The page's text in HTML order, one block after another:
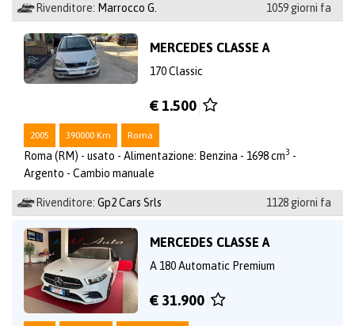
Rivenditore: Marrocco G. 1059 giorni fa
MERCEDES CLASSE A
170 Classic
€ 1.500
2005 390000 Km Roma
Roma (RM) - usato - Alimentazione: Benzina - 1698 cm3 -
Argento - Cambio manuale
Rivenditore: Gp2 Cars Srls 1128 giorni fa
MERCEDES CLASSE A
A 180 Automatic Premium
€ 31.900